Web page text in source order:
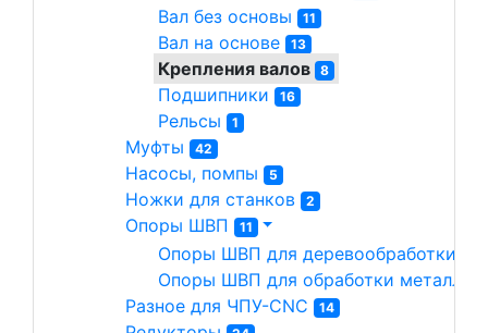
Вал без основы 11
Вал на основе 13
Крепления валов 8
Подшипники 16
Рельсы 1
Муфты 42
Насосы, помпы 5
Ножки для станков 2
Опоры ШВП 11
Опоры ШВП для деревообработки
Опоры ШВП для обработки
Разное для ЧПУ-CNC
14